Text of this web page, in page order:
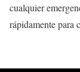
cualquier
rápidamente para